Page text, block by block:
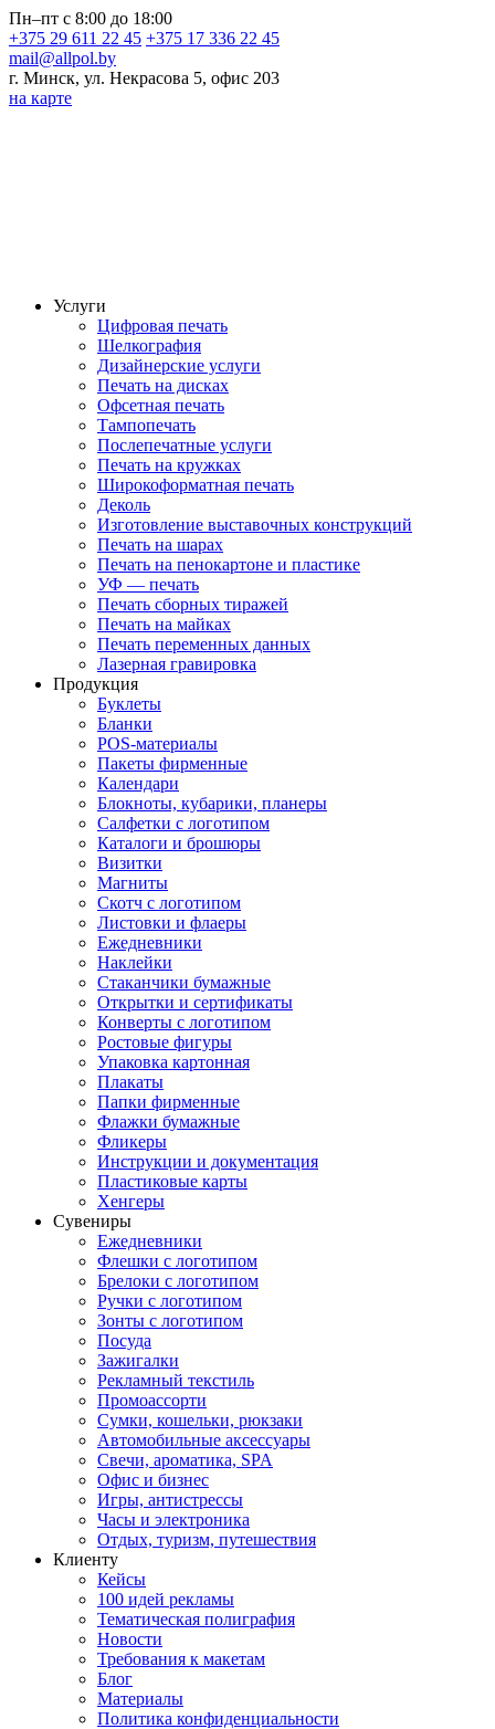
Пн–пт с 8:00 до 18:00
+375 29 611 22 45 +375 17 336 22 45
mail@allpol.by
г. Минск, ул. Некрасова 5, офис 203
на карте
Услуги
Цифровая печать
Шелкография
Дизайнерские услуги
Печать на дисках
Офсетная печать
Тампопечать
Послепечатные услуги
Печать на кружках
Широкоформатная печать
Деколь
Изготовление выставочных конструкций
Печать на шарах
Печать на пенокартоне и пластике
УФ — печать
Печать сборных тиражей
Печать на майках
Печать переменных данных
Лазерная гравировка
Продукция
Буклеты
Бланки
POS-материалы
Пакеты фирменные
Календари
Блокноты, кубарики, планеры
Салфетки с логотипом
Каталоги и брошюры
Визитки
Магниты
Скотч с логотипом
Листовки и флаеры
Ежедневники
Наклейки
Стаканчики бумажные
Открытки и сертификаты
Конверты с логотипом
Ростовые фигуры
Упаковка картонная
Плакаты
Папки фирменные
Флажки бумажные
Фликеры
Инструкции и документация
Пластиковые карты
Хенгеры
Сувениры
Ежедневники
Флешки с логотипом
Брелоки с логотипом
Ручки с логотипом
Зонты с логотипом
Посуда
Зажигалки
Рекламный текстиль
Промоассорти
Сумки, кошельки, рюкзаки
Автомобильные аксессуары
Свечи, ароматика, SPA
Офис и бизнес
Игры, антистрессы
Часы и электроника
Отдых, туризм, путешествия
Клиенту
Кейсы
100 идей рекламы
Тематическая полиграфия
Новости
Требования к макетам
Блог
Материалы
Политика конфиденциальности